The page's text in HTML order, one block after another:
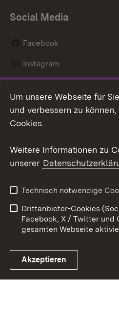
Social Media
Facebook
Instagram
Mastodon
Youtube
Link zum Landesportal
Kontakt
Barrierefreiheit
Impressum
Um unsere Webseite für
und verbessern zu
Cookies.
Weitere Informationen zu
unserer
Technisch notwendige
Drittanbieter-Cookies
Facebook, X / Twitter und
gesamten Webseite
Akzeptieren